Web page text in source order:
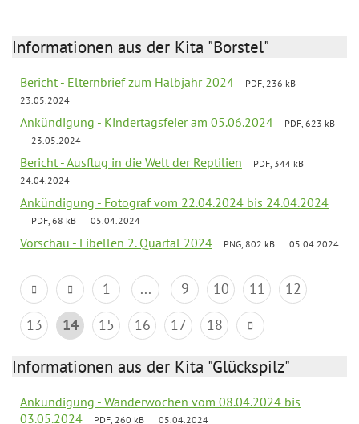
Informationen aus der Kita "Borstel"
Bericht - Elternbrief zum Halbjahr 2024
PDF, 236 kB
23.05.2024
Ankündigung - Kindertagsfeier am 05.06.2024
PDF, 623 kB
23.05.2024
Bericht - Ausflug in die Welt der Reptilien
PDF, 344 kB
24.04.2024
Ankündigung - Fotograf vom 22.04.2024 bis 24.04.2024
PDF, 68 kB 05.04.2024
Vorschau - Libellen 2. Quartal 2024 PNG, 802 kB 05.04.2024
1 ... 9 10 11
12
13
14 15 16 17 18
Informationen aus der Kita "Glückspilz"
Ankündigung - Wanderwochen vom 08.04.2024 bis
03.05.2024
PDF, 260 kB 05.04.2024